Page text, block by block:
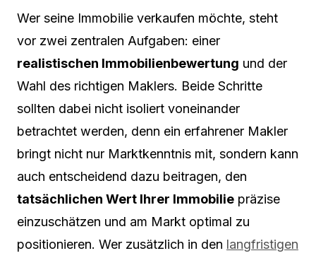
Wer seine Immobilie verkaufen möchte, steht
vor zwei zentralen Aufgaben: einer
realistischen Immobilienbewertung und der
Wahl des richtigen Maklers. Beide Schritte
sollten dabei nicht isoliert voneinander
betrachtet werden, denn ein erfahrener Makler
bringt nicht nur Marktkenntnis mit, sondern kann
auch entscheidend dazu beitragen, den
tatsächlichen Wert Ihrer Immobilie präzise
einzuschätzen und am Markt optimal zu
positionieren. Wer zusätzlich in den langfristigen